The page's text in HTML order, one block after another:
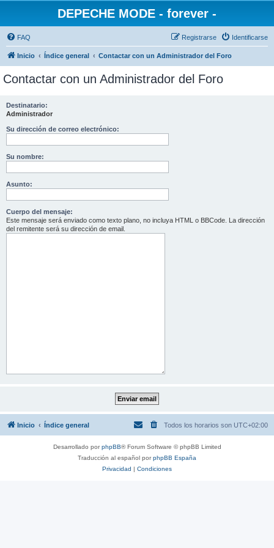
DEPECHE MODE - forever -
FAQ Identificarse
Registrarse
Inicio Índice general Contactar con un Administrador del Foro
Contactar con un Administrador del Foro
Destinatario:
Administrador
Su dirección de correo electrónico:
Su nombre:
Asunto:
Cuerpo del mensaje:
Este mensaje será enviado como texto plano, no incluya HTML o BBCode. La dirección
del remitente será su dirección de email.
Inicio Índice general Todos los horarios son UTC+02:00
Desarrollado porphpBB® Forum Software © phpBB Limited
Traducción al español porphpBB España
Privacidad | Condiciones